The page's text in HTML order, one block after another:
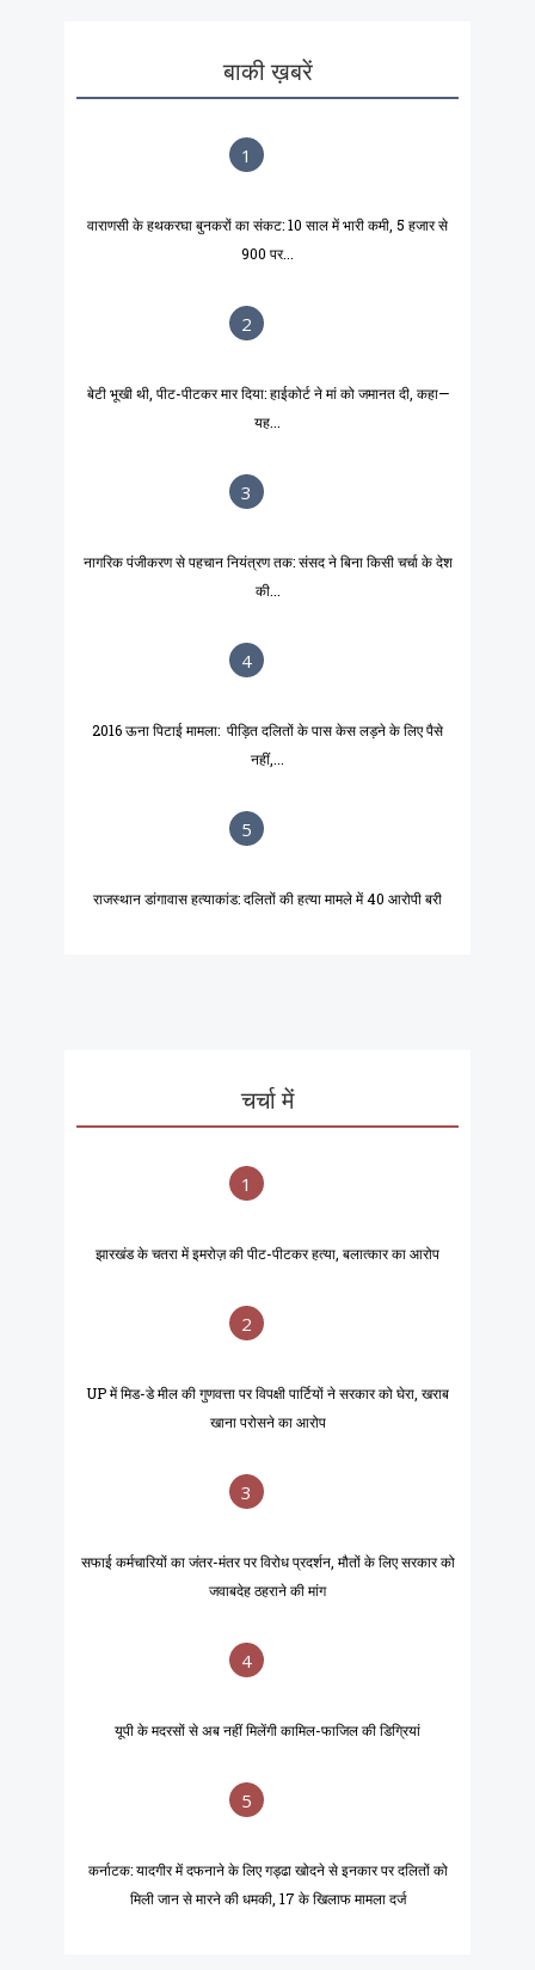
बाकी ख़बरें
1
वाराणसी के हथकरघा बुनकरों का संकट: 10 साल में भारी कमी, 5 हजार से
900 पर...
2
बेटी भूखी थी, पीट-पीटकर मार दिया: हाईकोर्ट ने मां को जमानत दी, कहा—
यह...
3
नागरिक पंजीकरण से पहचान नियंत्रण तक: संसद ने बिना किसी चर्चा के देश
की...
4
2016 ऊना पिटाई मामला: पीड़ित दलितों के पास केस लड़ने के लिए पैसे
नहीं,...
5
राजस्थान डांगावास हत्याकांड: दलितों की हत्या मामले में 40 आरोपी बरी
चर्चा में
1
झारखंड के चतरा में इमरोज़ की पीट-पीटकर हत्या, बलात्कार का आरोप
2
UP में मिड-डे मील की गुणवत्ता पर विपक्षी पार्टियों ने सरकार को घेरा, खराब
खाना परोसने का आरोप
3
सफाई कर्मचारियों का जंतर-मंतर पर विरोध प्रदर्शन, मौतों के लिए सरकार को
जवाबदेह ठहराने की मांग
4
यूपी के मदरसों से अब नहीं मिलेंगी कामिल-फाजिल की डिग्रियां
5
कर्नाटक: यादगीर में दफनाने के लिए गड्ढा खोदने से इनकार पर दलितों को
मिली जान से मारने की धमकी, 17 के खिलाफ मामला दर्ज